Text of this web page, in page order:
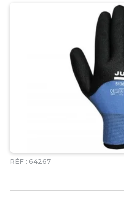
RÉF : 64267